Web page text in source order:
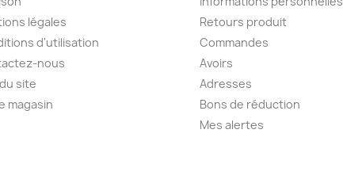
légales
d'utilisation
nous
site
magasin
Retours produit
Commandes
Avoirs
Adresses
Bons de réduction
Mes alertes